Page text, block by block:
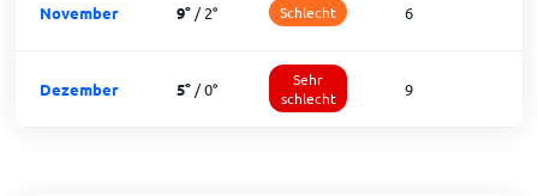
November 9°/2° Schlecht 6
Dezember 5°/0°
Sehr
schlecht
9